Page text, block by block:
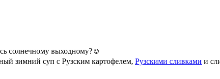
солнечному выходному?☺️
зимний суп с Рузским картофелем, Рузскими сливками и